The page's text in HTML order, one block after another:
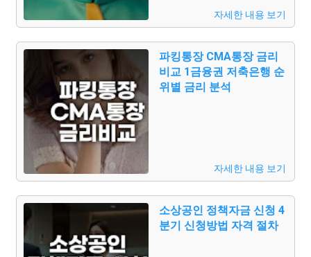
자세한 내용 보기
파킹통장 CMA통장 금리
비교 1금융권 저축은행 순
위별 금리 분석
자세한 내용 보기
소상공인 정책자금 신청 4
분기 신청방법 자격 절차